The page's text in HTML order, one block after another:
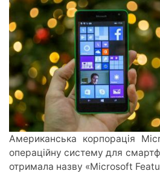
Американська корпорація
операційну систему для
отримала назву «Microsoft